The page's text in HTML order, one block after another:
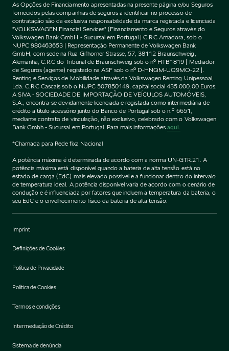
As Opções de Financiamento apresentadas na presente página e/ou Seguros
fornecidos pelas companhias de seguros a identificar no processo de
contratação são da exclusiva responsabilidade da marca registada e licenciada
"VOLKSWAGEN Financial Services" (Financiamento e Seguros através do
Volkswagen Bank GmbH - Sucursal em Portugal | C.R.C Amadora, sob o
NUPC 980463653 | Representação Permanente de Volkswagen Bank
GmbH, com sede na Rua Gifhorner Strasse, 57, 38112 Braunschweig,
Alemanha, C.R.C do Tribunal de Braunschweig sob o nº HTB1819 | Mediador
de Seguros (agente) registado na ASF sob o nº D-HNQM-UQ9MO-22 |.
Renting e Serviços de Mobilidade através da Volkswagen Renting Unipessoal,
Lda. C.R.C Cascais sob o NUPC 507850149, capital social 435.000,00 Euros.
A SIVA - SOCIEDADE DE IMPORTAÇÃO DE VEÍCULOS AUTOMÓVEIS,
S.A., encontra-se devidamente licenciada e registada como intermediária de
crédito a título acessório junto do Banco de Portugal sob o n.º 6651,
mediante contrato de vinculação, não exclusivo, celebrado com o Volkswagen
Bank Gmbh - Sucursal em Portugal. Para mais informaçõesaqui.
*Chamada para Rede fixa Nacional
A potência máxima é determinada de acordo com a norma UN-GTR.21. A
potência máxima está disponível quando a bateria de alta tensão está no
estado de carga (EdC) mais elevado possível e a funcionar dentro do intervalo
de temperatura ideal. A potência disponível varia de acordo com o cenário de
condução e é influenciada por fatores que incluem a temperatura da bateria, o
seu EdC e o envelhecimento físico da bateria de alta tensão.
Imprint
Definições de Cookies
Política de Privacidade
Política de Cookies
Termos e condições
Intermediação de Crédito
Sistema de denúncia